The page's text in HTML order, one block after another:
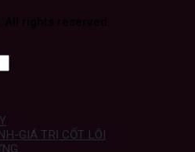
GIÁ TRỊ CỐT LÕI